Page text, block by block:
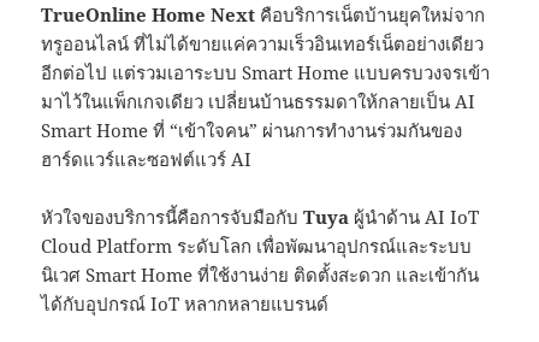
TrueOnline Home Next คือบริการเน็ตบ้านยุคใหม่จาก
ทรูออนไลน์ ที่ไม่ได้ขายแค่ความเร็วอินเทอร์เน็ตอย่างเดียว
อีกต่อไป แต่รวมเอาระบบ Smart Home แบบครบวงจรเข้า
มาไว้ในแพ็กเกจเดียว เปลี่ยนบ้านธรรมดาให้กลายเป็น AI
Smart Home ที่ “เข้าใจคน” ผ่านการทำงานร่วมกันของ
ฮาร์ดแวร์และซอฟต์แวร์ AI
หัวใจของบริการนี้คือการจับมือกับTuya ผู้นำด้าน AI IoT
Cloud Platform ระดับโลก เพื่อพัฒนาอุปกรณ์และระบบ
นิเวศ Smart Home ที่ใช้งานง่าย ติดตั้งสะดวก และเข้ากัน
ได้กับอุปกรณ์ IoT หลากหลายแบรนด์